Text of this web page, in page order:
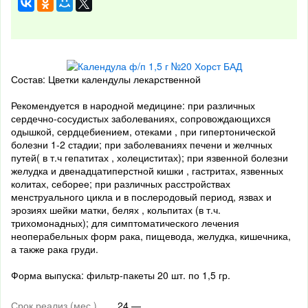
Состав: Цветки календулы лекарственной
Рекомендуется в народной медицине: при различных
сердечно-сосудистых заболеваниях, сопровождающихся
одышкой, сердцебиением, отеками , при гипертонической
болезни 1-2 стадии; при заболеваниях печени и желчных
путей( в т.ч гепатитах , холециститах); при язвенной болезни
желудка и двенадцатиперстной кишки , гастритах, язвенных
колитах, себорее; при различных расстройствах
менструального цикла и в послеродовый период, язвах и
эрозиях шейки матки, белях , кольпитах (в т.ч.
трихомонадных); для симптоматического лечения
неоперабельных форм рака, пищевода, желудка, кишечника,
а также рака груди.
Форма выпуска: фильтр-пакеты 20 шт. по 1,5 гр.
Срок реализ (мес.)
24 —